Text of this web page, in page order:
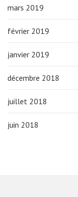
mars 2019
février 2019
janvier 2019
décembre 2018
juillet 2018
juin 2018